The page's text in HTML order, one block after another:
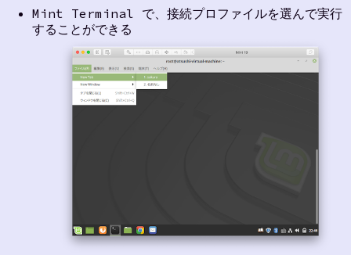
Mint Terminal で、接続プロファイルを選んで実行
することができる